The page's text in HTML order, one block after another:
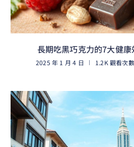
長期吃黑巧克力的7大健
2025 年 1 月 4 日 1.2K 觀看次數